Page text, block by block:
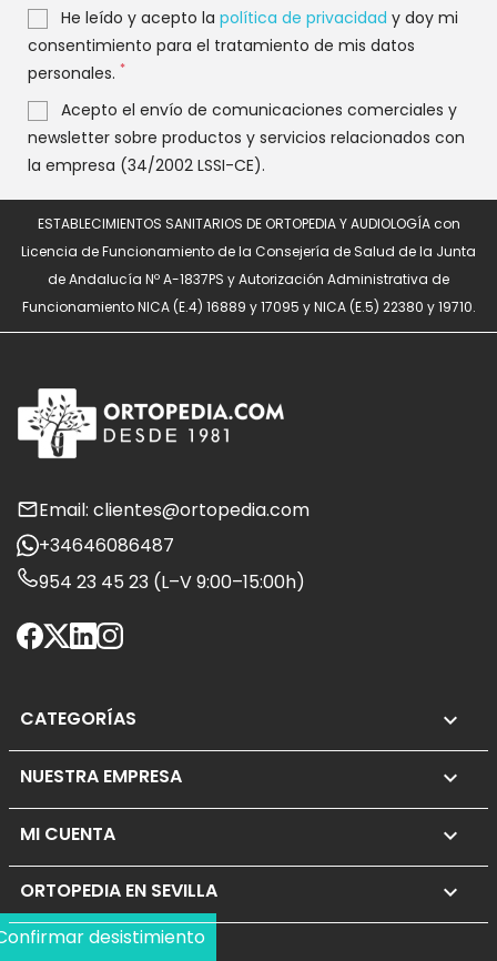
He leído y acepto la política de privacidad y doy mi
consentimiento para el tratamiento de mis datos
personales. *
Acepto el envío de comunicaciones comerciales y
newsletter sobre productos y servicios relacionados con
la empresa (34/2002 LSSI-CE).
ESTABLECIMIENTOS SANITARIOS DE ORTOPEDIA Y AUDIOLOGÍA con
Licencia de Funcionamiento de la Consejería de Salud de la Junta
de Andalucía Nº A-1837PS y Autorización Administrativa de
Funcionamiento NICA (E.4) 16889 y 17095 y NICA (E.5) 22380 y 19710.
Email: clientes@ortopedia.com
+34646086487
954 23 45 23 (L–V 9:00–15:00h)
CATEGORÍAS 
NUESTRA EMPRESA 
MI CUENTA 
ORTOPEDIA EN SEVILLA keyboard_arrow_down
desistimiento